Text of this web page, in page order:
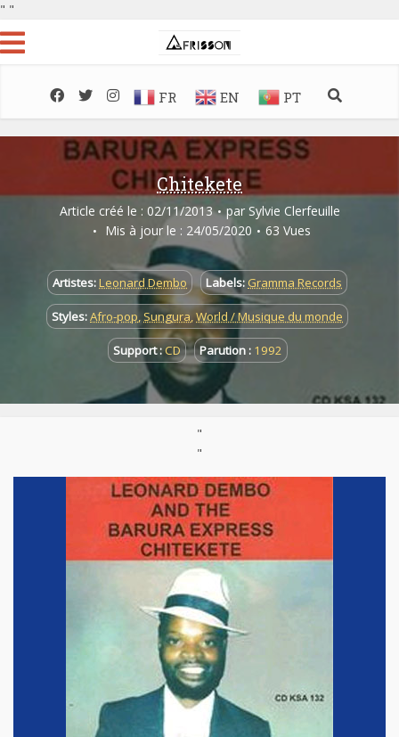
" "
FR EN PT
Chitekete
Article créé le : 02/11/2013 par Sylvie Clerfeuille
Mis à jour le : 24/05/2020
63 Vues
Artistes:Leonard Dembo Labels: Gramma Records
Styles:Afro-pop,Sungura,World / Musique du monde
Support :CD Parution : 1992
"
"